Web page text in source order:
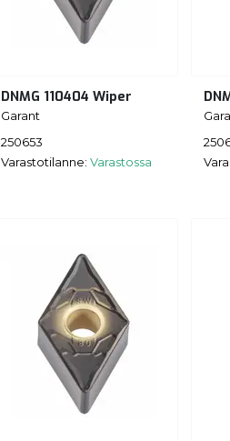
DNMG 110404 Wiper
Garant
250653
Varastotilanne: Varastossa